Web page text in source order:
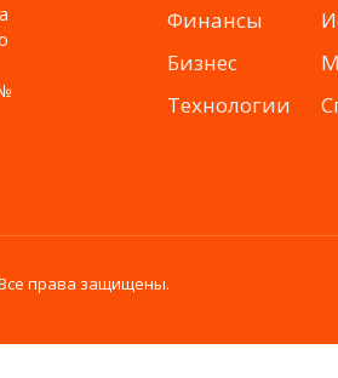
Финансы
Бизнес
Технологии
права защищены.